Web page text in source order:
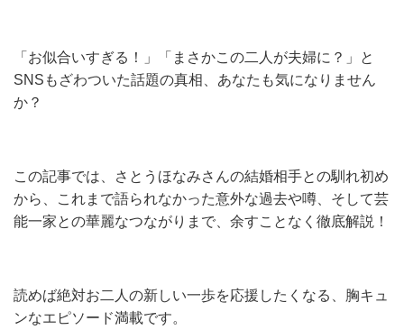
「お似合いすぎる！」「まさかこの二人が夫婦に？」と
SNSもざわついた話題の真相、あなたも気になりません
か？
この記事では、さとうほなみさんの結婚相手との馴れ初め
から、これまで語られなかった意外な過去や噂、そして芸
能一家との華麗なつながりまで、余すことなく徹底解説！
読めば絶対お二人の新しい一歩を応援したくなる、胸キュ
ンなエピソード満載です。